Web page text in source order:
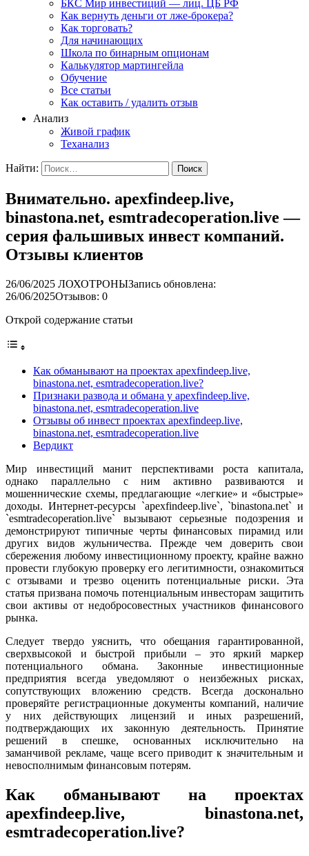
БКС Мир инвестиций — лиц. ЦБ РФ
Как вернуть деньги от лже-брокера?
Как торговать?
Для начинающих
Школа по бинарным опционам
Калькулятор мартингейла
Обучение
Все статьи
Как оставить / удалить отзыв
Анализ
Живой график
Теханализ
Найти:
Внимательно. apexfindeep.live,
binastona.net, esmtradecoperation.live —
серия фальшивых инвест компаний.
Отзывы клиентов
26/06/2025 ЛОХОТРОНЫЗапись обновлена:
26/06/2025Отзывов: 0
Открой содержание статьи
Как обманывают на проектах apexfindeep.live,
binastona.net, esmtradecoperation.live?
Признаки развода и обмана у apexfindeep.live,
binastona.net, esmtradecoperation.live
Отзывы об инвест проектах apexfindeep.live,
binastona.net, esmtradecoperation.live
Вердикт
Мир инвестиций манит перспективами роста капитала,
однако параллельно с ним активно развиваются и
мошеннические схемы, предлагающие «легкие» и «быстрые»
доходы. Интернет-ресурсы `apexfindeep.live`, `binastona.net` и
`esmtradecoperation.live` вызывают серьезные подозрения и
демонстрируют типичные черты финансовых пирамид или
других видов жульничества. Прежде чем доверить свои
сбережения любому инвестиционному проекту, крайне важно
провести глубокую проверку его легитимности, ознакомиться
с отзывами и трезво оценить потенциальные риски. Эта
статья призвана помочь потенциальным инвесторам защитить
свои активы от недобросовестных участников финансового
рынка.
Следует твердо уяснить, что обещания гарантированной,
сверхвысокой и быстрой прибыли – это яркий маркер
потенциального обмана. Законные инвестиционные
предприятия всегда уведомляют о неизбежных рисках,
сопутствующих вложению средств. Всегда досконально
проверяйте регистрационные документы компаний, наличие
у них действующих лицензий и иных разрешений,
подтверждающих их законную деятельность. Принятие
решений в спешке, основанных исключительно на
заманчивой рекламе, чаще всего приводит к значительным и
невосполнимым финансовым потерям.
Как обманывают на проектах
apexfindeep.live, binastona.net,
esmtradecoperation.live?